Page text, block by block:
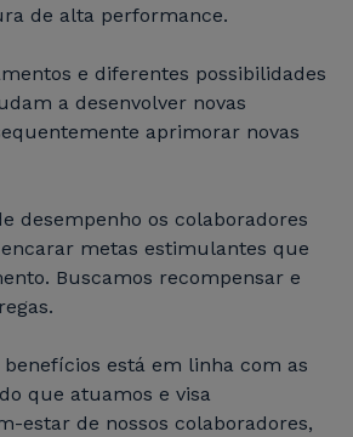
de alta performance.
e diferentes possibilidades
a desenvolver novas
aprimorar novas
desempenho os colaboradores
metas estimulantes que
Buscamos recompensar e
benefícios está em linha com as
que atuamos e visa
estar de nossos colaboradores,